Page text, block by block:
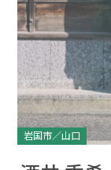
岩国市／山口